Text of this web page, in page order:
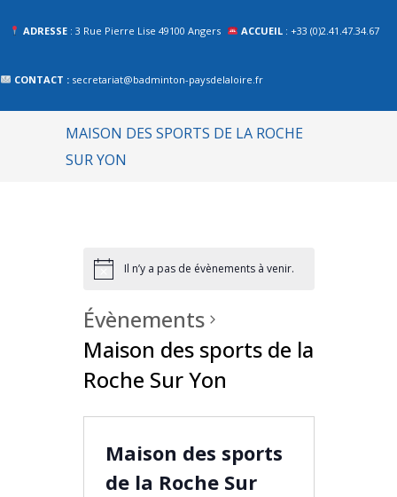
ADRESSE : 3 Rue Pierre Lise 49100 Angers ACCUEIL : +33 (0)2.41.47.34.67
CONTACT : secretariat@badminton-paysdelaloire.fr
MAISON DES SPORTS DE LA ROCHE
SUR YON
Il n’y a pas de évènements à venir.
Évènements
Maison des sports de la
Roche Sur Yon
Maison des sports
de la Roche Sur